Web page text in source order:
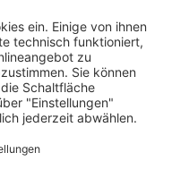
finden Sie bei uns
Absperrtechnik,
Bau- und
uns